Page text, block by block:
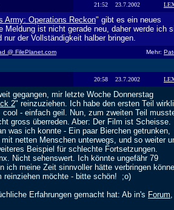
21:52 23.7.2002
Army: Operations Reckon" gibt es ein neues
Meldung ist nicht gerade neu, daher werde ich
der Vollständigkeit halber bringen.
@ FilePlanet.com Mehr:
20:58 23.7.2002
gegangen, mir letzte Woche Donnerstag
2" reinzuziehen. Ich habe den ersten Teil
- einfach geil. Nun, zum zweiten Teil
gross überreden. Aber: Der Film ist Scheisse.
was ich konnte - Ein paar Bierchen getrunken,
netten Menschen unterwegs, und so weiter
Beispiel für schlechte Fortsetzungen.
Nicht sehenswert. Ich könnte ungefähr 79
ich meine Zeit sinnvoller hätte verbringen
reinziehen möchte - bitte schön! ;o)
Erfahrungen gemacht hat: Ab in'sForum,